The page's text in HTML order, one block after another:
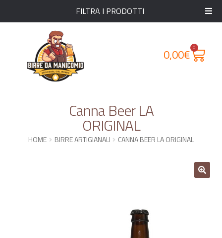
0,00€ 0
Canna Beer LA
ORIGINAL
HOME BIRRE ARTIGIANALI CANNA BEER LA ORIGINAL
FILTRA I PRODOTTI